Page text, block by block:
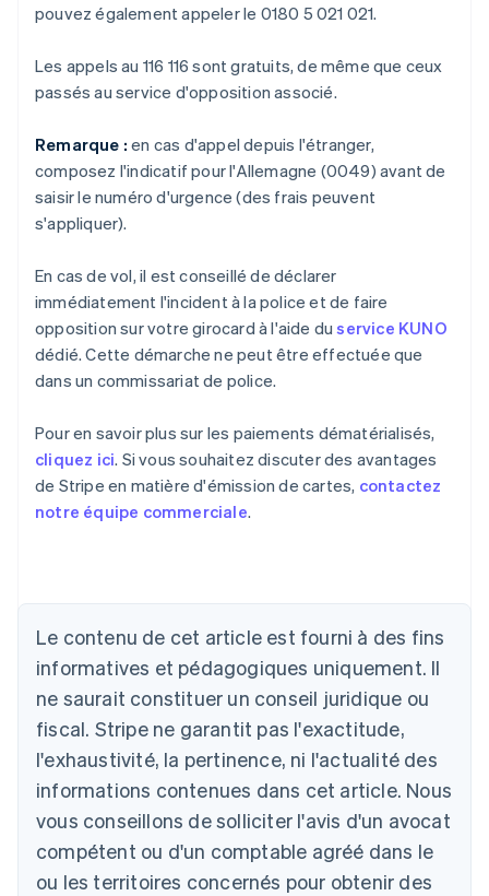
pouvez également appeler le 0180 5 021 021.
Les appels au 116 116 sont gratuits, de même que ceux
passés au service d'opposition associé.
Remarque : en cas d'appel depuis l'étranger,
composez l'indicatif pour l'Allemagne (0049) avant de
saisir le numéro d'urgence (des frais peuvent
s'appliquer).
En cas de vol, il est conseillé de déclarer
immédiatement l'incident à la police et de faire
opposition sur votre girocard à l'aide duservice KUNO
dédié. Cette démarche ne peut être effectuée que
dans un commissariat de police.
Pour en savoir plus sur les paiements dématérialisés,
cliquez ici. Si vous souhaitez discuter des avantages
de Stripe en matière d'émission de cartes, contactez
notre équipe commerciale.
Le contenu de cet article est fourni à des fins
informatives et pédagogiques uniquement. Il
ne saurait constituer un conseil juridique ou
fiscal. Stripe ne garantit pas l'exactitude,
l'exhaustivité, la pertinence, ni l'actualité des
informations contenues dans cet article. Nous
vous conseillons de solliciter l'avis d'un avocat
compétent ou d'un comptable agréé dans le
ou les territoires concernés pour obtenir des
Allemagne
Deutsch
Australie
English
Autriche
Belgique
NederlandsFrançaisDeutschEnglish
Brésil
PortuguêsEnglish
Bulgarie
English